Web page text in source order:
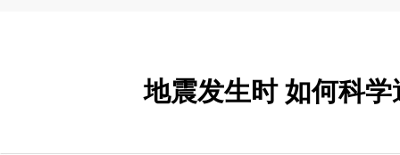
地震发生时 如何科学